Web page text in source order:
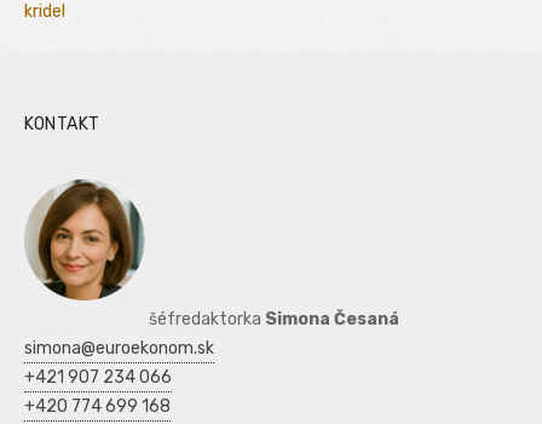
kridel
KONTAKT
šéfredaktorka Simona Česaná
simona@euroekonom.sk
+421 907 234 066
+420 774 699 168